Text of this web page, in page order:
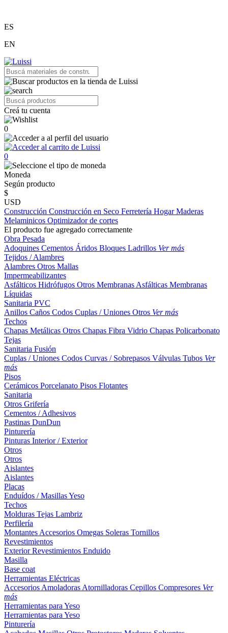
ES
EN
Creá tu cuenta
0
0
Moneda
Según producto
$
USD
Construcción Construcción en Seco Ferretería HogarMaderas
Melaminicos Optimizador de cortes
El producto fue agregado correctamente
Obra Pesada
Adoquines Cementos Áridos Bloques Ladrillos Ver más
Tejidos / Alambres
Alambres Otros Mallas
Impermeabilizantes
Asfálticos Hidrófugos Otros Membranas Asfálticas Membranas
Líquidas
Sanitaria PVC
Anillos Caños Codos Cuplas / Uniones Otros Ver más
Techos
Chapas Metálicas Otros Chapas Fibra Vidrio Chapas Policarbonato
Tejas
Sanitaria Fusión
Cuplas / Uniones Codos Curvas / Sobrepasos Válvulas Tubos Ver
más
Pisos
Cerámicos Porcelanato Pisos Flotantes
Sanitaria
Otros Grifería
Cementos / Adhesivos
Pastinas DunDun
Pinturería
Pinturas Interior / Exterior
Otros
Otros
Aislantes
Aislantes
Placas
Enduídos / MasillasYeso
Techos
Molduras Tejas Lambriz
Perfilería
Montantes Accesorios Omegas Soleras Tornillos
Revestimientos
ExteriorRevestimientos Enduido
Masilla
Base coat
Herramientas Eléctricas
Accesorios Amoladoras Atornilladoras Cepillos Compresores Ver
más
Herramientas para Yeso
Herramientas para Yeso
Pinturería